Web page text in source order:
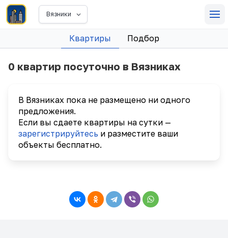
Вязники
Квартиры Подбор
0 квартир посуточно в Вязниках
В Вязниках пока не размещено ни одного
предложения.
Если вы сдаете квартиры на сутки —
зарегистрируйтесь и разместите ваши
объекты бесплатно.